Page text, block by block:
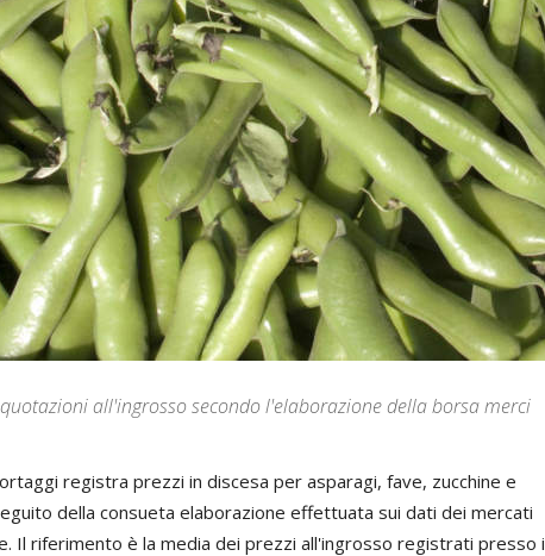
all'ingrosso secondo l'elaborazione della borsa merci
registra prezzi in discesa per asparagi, fave, zucchine e
della consueta elaborazione effettuata sui dati dei mercati
Il riferimento è la media dei prezzi all'ingrosso registrati presso i